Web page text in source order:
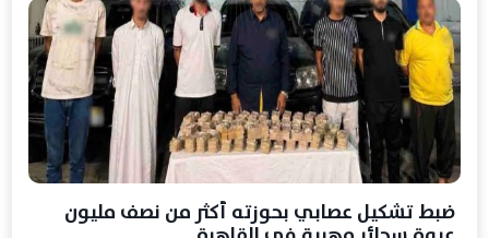
ضبط تشكيل عصابي بحوزته أكثر من نصف مليون